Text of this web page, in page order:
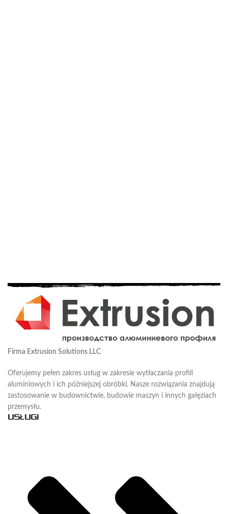
Firma Extrusion Solutions LLC
Oferujemy pełen zakres usług w zakresie wytłaczania profili
aluminiowych i ich późniejszej obróbki. Nasze rozwiązania znajdują
zastosowanie w budownictwie, budowie maszyn i innych gałęziach
przemysłu.
USŁUGI